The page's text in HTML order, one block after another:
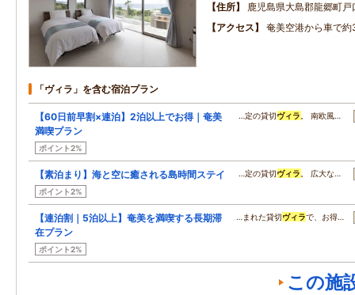
住所
鹿児島県大島郡龍郷町
アクセス
奄美空港から車で
「ヴィラ」を含む宿泊プラン
【60日前早割×連泊】2泊以上でお得｜奄美
満喫プラン
ポイント2%
…定の貸切ヴィラ 。 南欧風…
【素泊まり】海と空に癒される島時間ステイ
ポイント2%
…定の貸切ヴィラ 。 広大な…
【連泊割｜5泊以上】奄美を満喫する長期滞
在プラン
ポイント2%
…まれた貸切ヴィラで、お得…
この施